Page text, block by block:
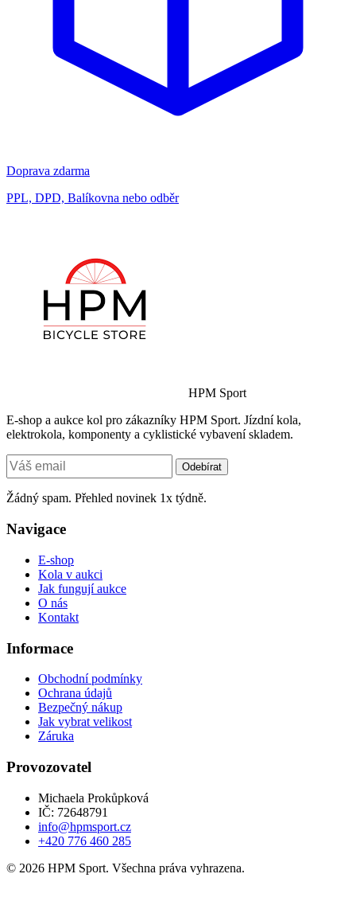
Doprava zdarma
PPL, DPD, Balíkovna nebo odběr
HPM Sport
E-shop a aukce kol pro zákazníky HPM Sport. Jízdní kola,
elektrokola, komponenty a cyklistické vybavení skladem.
Odebírat
Žádný spam. Přehled novinek 1x týdně.
Navigace
E-shop
Kola v aukci
Jak fungují aukce
O nás
Kontakt
Informace
Obchodní podmínky
Ochrana údajů
Bezpečný nákup
Jak vybrat velikost
Záruka
Provozovatel
Michaela Prokůpková
IČ: 72648791
info@hpmsport.cz
+420 776 460 285
© 2026 HPM Sport. Všechna práva vyhrazena.